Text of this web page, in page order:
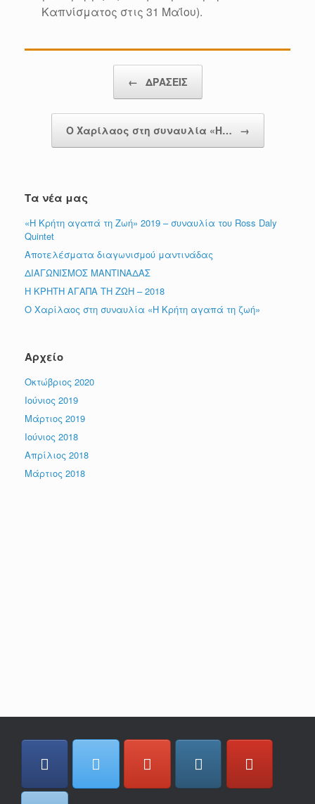
Καπνίσματος στις 31 Μαΐου).
← ΔΡΑΣΕΙΣ
Ο Χαρίλαος στη συναυλία «Η… →
Τα νέα μας
«Η Κρήτη αγαπά τη Ζωή» 2019 – συναυλία του Ross Daly
Quintet
Αποτελέσματα διαγωνισμού μαντινάδας
ΔΙΑΓΩΝΙΣΜΟΣ ΜΑΝΤΙΝΑΔΑΣ
Η ΚΡΗΤΗ ΑΓΑΠΑ ΤΗ ΖΩΗ – 2018
Ο Χαρίλαος στη συναυλία «Η Κρήτη αγαπά τη ζωή»
Αρχείο
Οκτώβριος 2020
Ιούνιος 2019
Μάρτιος 2019
Ιούνιος 2018
Απρίλιος 2018
Μάρτιος 2018